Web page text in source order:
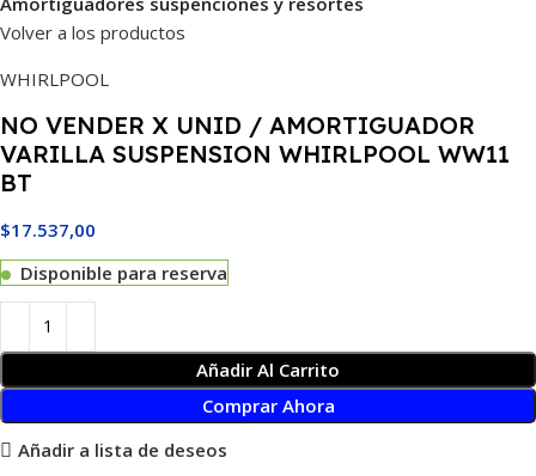
Volver a los productos
WHIRLPOOL
NO VENDER X UNID / AMORTIGUADOR
VARILLA SUSPENSION WHIRLPOOL WW11
BT
$17.537,00
Disponible para reserva
Añadir Al Carrito
Comprar Ahora
Añadir a lista de deseos